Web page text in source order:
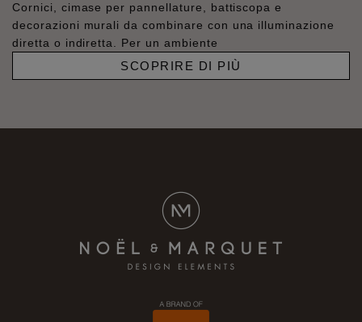
Cornici, cimase per pannellature, battiscopa e
decorazioni murali da combinare con una illuminazione
diretta o indiretta. Per un ambiente
SCOPRIRE DI PIÙ